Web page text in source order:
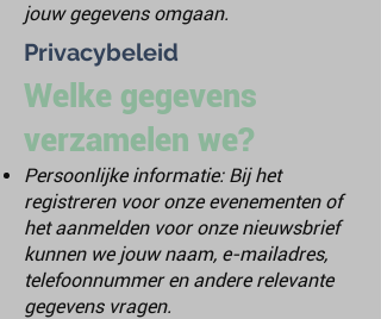
jouw gegevens omgaan.
Privacybeleid
Welke gegevens
verzamelen we?
Persoonlijke informatie: Bij het
registreren voor onze evenementen of
het aanmelden voor onze nieuwsbrief
kunnen we jouw naam, e-mailadres,
telefoonnummer en andere relevante
gegevens vragen.